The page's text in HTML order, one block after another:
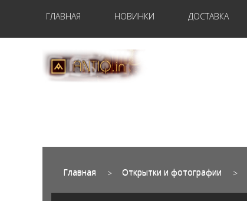
ГЛАВНАЯ НОВИНКИ ДОСТАВКА
Главная Открытки и фотографии